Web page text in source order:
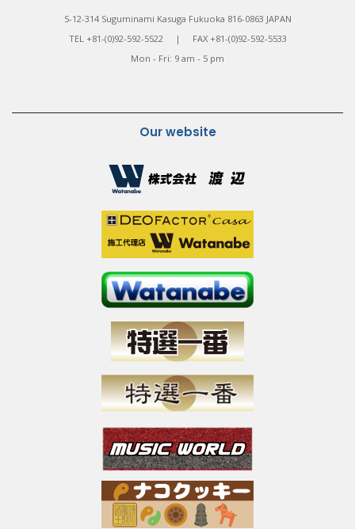
5-12-314 Suguminami Kasuga Fukuoka 816-0863 JAPAN
TEL +81-(0)92-592-5522 | FAX +81-(0)92-592-5533
Mon - Fri: 9 am - 5 pm
Our website